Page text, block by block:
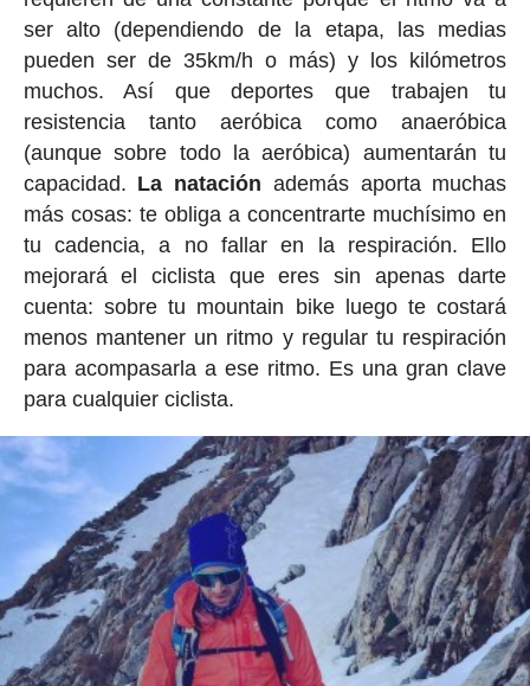
ser alto (dependiendo de la etapa, las medias
pueden ser de 35km/h o más) y los kilómetros
muchos. Así que deportes que trabajen tu
resistencia tanto aeróbica como anaeróbica
(aunque sobre todo la aeróbica) aumentarán tu
capacidad. La natación además aporta muchas
más cosas: te obliga a concentrarte muchísimo en
tu cadencia, a no fallar en la respiración. Ello
mejorará el ciclista que eres sin apenas darte
cuenta: sobre tu mountain bike luego te costará
menos mantener un ritmo y regular tu respiración
para acompasarla a ese ritmo. Es una gran clave
para cualquier ciclista.